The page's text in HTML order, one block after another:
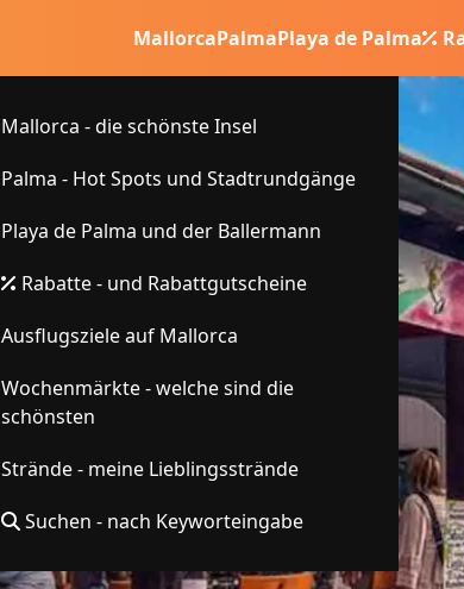
MallorcaPalmaPlaya de Palma
Mallorca - die schönste Insel
Palma - Hot Spots und Stadtrundgänge
Playa de Palma und der Ballermann
Rabatte - und Rabattgutscheine
Ausflugsziele auf Mallorca
Wochenmärkte - welche sind die
schönsten
Strände - meine Lieblingsstrände
Suchen - nach Keyworteingabe